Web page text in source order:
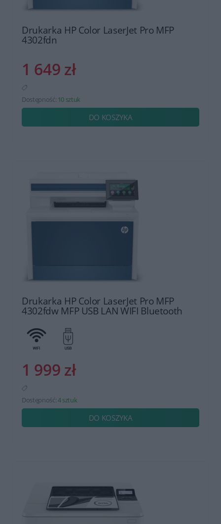
Drukarka HP Color LaserJet Pro MFP
4302fdn
1 649 zł
Dostępność: 10 sztuk
DO KOSZYKA
Drukarka HP Color LaserJet Pro MFP
4302fdw MFP USB LAN WIFI Bluetooth
1 999 zł
Dostępność:4 sztuk
DO KOSZYKA